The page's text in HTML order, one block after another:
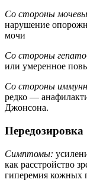
Со стороны
нарушение
мочи
Со стороны
или умеренное
Со стороны
редко —
Джонсона.
Передозировка
Симптомы:
как расстройство
гиперемия кожных